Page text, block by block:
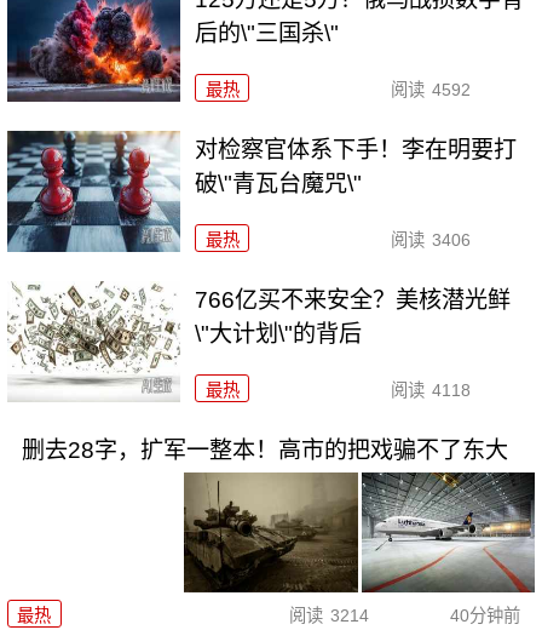
后的\"三国杀\"
最热 阅读 4592
对检察官体系下手！李在明要打
破\"青瓦台魔咒\"
最热 阅读 3406
766亿买不来安全？美核潜光鲜
\"大计划\"的背后
最热 阅读 4118
删去28字，扩军一整本！高市的把戏骗不了东大
最热 阅读 3214 40分钟前